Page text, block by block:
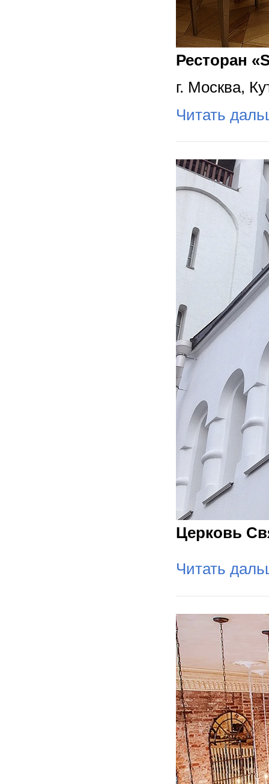
Ресторан
г. Москва,
Читать
Церковь
Читать